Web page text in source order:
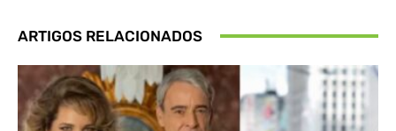
ARTIGOS RELACIONADOS